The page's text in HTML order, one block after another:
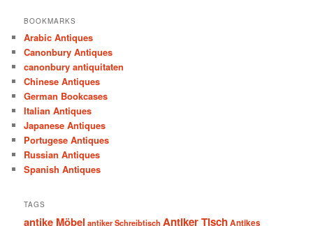
BOOKMARKS
Arabic Antiques
Canonbury Antiques
canonbury antiquitaten
Chinese Antiques
German Bookcases
Italian Antiques
Japanese Antiques
Portugese Antiques
Russian Antiques
Spanish Antiques
TAGS
antike Möbel antiker Schreibtisch Antiker TischAntikes